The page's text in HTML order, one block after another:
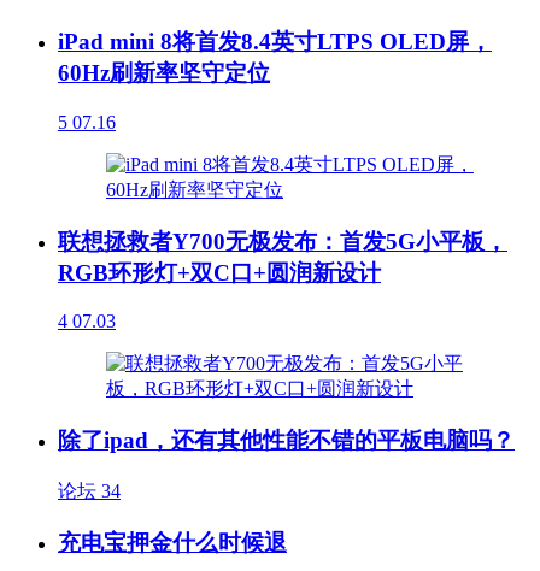
iPad mini 8将首发8.4英寸LTPS OLED屏，
60Hz刷新率坚守定位
5 07.16
联想拯救者Y700无极发布：首发5G小平板，
RGB环形灯+双C口+圆润新设计
4 07.03
除了ipad，还有其他性能不错的平板电脑吗？
论坛 34
充电宝押金什么时候退